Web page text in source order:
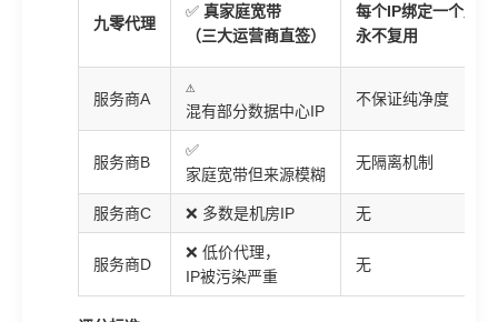
九零代理
✅ 真家庭宽带
（三大运营商直签）
每个IP绑定一个店铺
永不复用
服务商A
⚠️
混有部分数据中心IP
不保证纯净度
服务商B
✅
家庭宽带但来源模糊
无隔离机制
服务商C ❌ 多数是机房IP 无
服务商D
❌ 低价代理，
IP被污染严重
无